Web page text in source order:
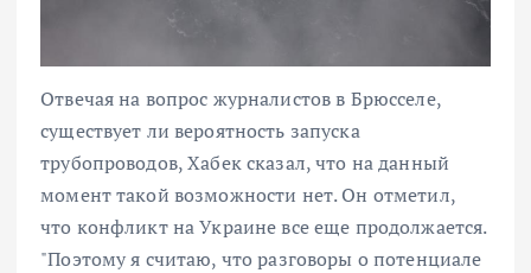
Отвечая на вопрос журналистов в Брюсселе,
существует ли вероятность запуска
трубопроводов, Хабек сказал, что на данный
момент такой возможности нет. Он отметил,
что конфликт на Украине все еще продолжается.
"Поэтому я считаю, что разговоры о потенциале